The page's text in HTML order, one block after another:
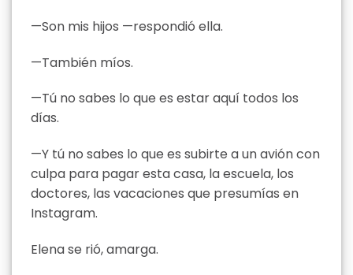
—Son mis hijos —respondió ella.
—También míos.
—Tú no sabes lo que es estar aquí todos los
días.
—Y tú no sabes lo que es subirte a un avión con
culpa para pagar esta casa, la escuela, los
doctores, las vacaciones que presumías en
Instagram.
Elena se rió, amarga.